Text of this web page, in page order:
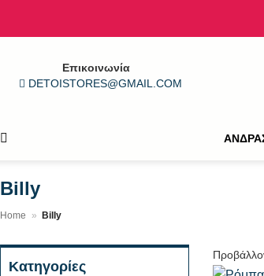
Επικοινωνία
DETOISTORES@GMAIL.COM
Billy
Home » Billy
Κατηγορίες +